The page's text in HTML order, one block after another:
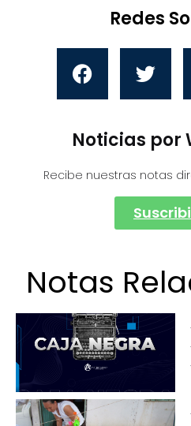
Redes
Noticias por
Recibe nuestras notas
Notas